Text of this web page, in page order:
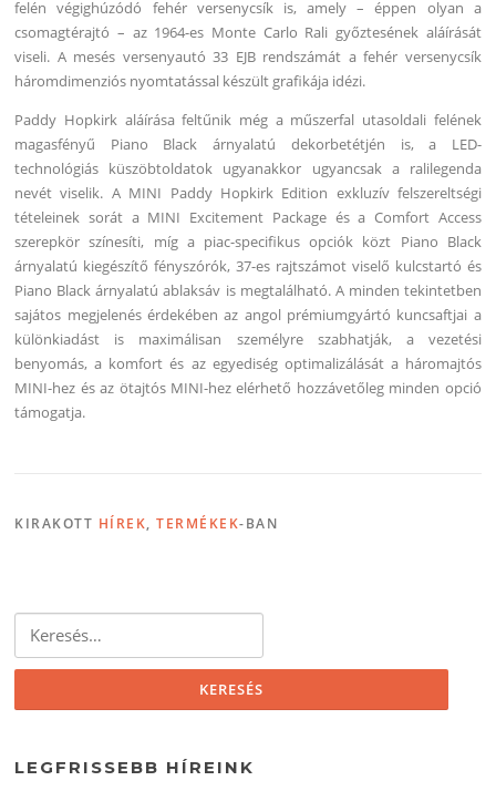
felén végighúzódó fehér versenycsík is, amely – éppen olyan a
csomagtérajtó – az 1964-es Monte Carlo Rali győztesének aláírását
viseli. A mesés versenyautó 33 EJB rendszámát a fehér versenycsík
háromdimenziós nyomtatással készült grafikája idézi.
Paddy Hopkirk aláírása feltűnik még a műszerfal utasoldali felének
magasfényű Piano Black árnyalatú dekorbetétjén is, a LED-
technológiás küszöbtoldatok ugyanakkor ugyancsak a ralilegenda
nevét viselik. A MINI Paddy Hopkirk Edition exkluzív felszereltségi
tételeinek sorát a MINI Excitement Package és a Comfort Access
szerepkör színesíti, míg a piac-specifikus opciók közt Piano Black
árnyalatú kiegészítő fényszórók, 37-es rajtszámot viselő kulcstartó és
Piano Black árnyalatú ablaksáv is megtalálható. A minden tekintetben
sajátos megjelenés érdekében az angol prémiumgyártó kuncsaftjai a
különkiadást is maximálisan személyre szabhatják, a vezetési
benyomás, a komfort és az egyediség optimalizálását a háromajtós
MINI-hez és az ötajtós MINI-hez elérhető hozzávetőleg minden opció
támogatja.
KIRAKOTT HÍREK,TERMÉKEK-BAN
LEGFRISSEBB HÍREINK